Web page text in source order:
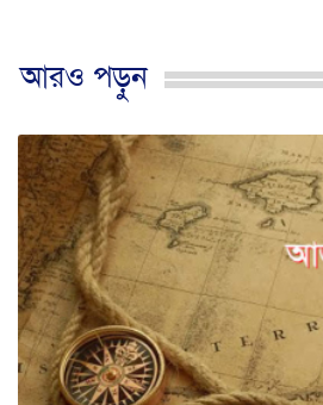
আরও পড়ুন